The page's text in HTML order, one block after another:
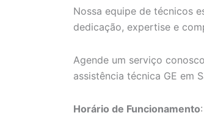
Nossa equipe de técnicos
dedicação, expertise e
Agende um serviço
assistência técnica GE em
Horário de Funcionamento